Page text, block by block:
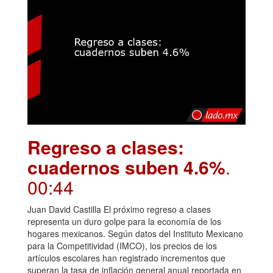
Regreso a clases:
cuadernos suben 4.6%.
00:44
Juan David Castilla El próximo regreso a clases
representa un duro golpe para la economía de los
hogares mexicanos. Según datos del Instituto Mexicano
para la Competitividad (IMCO), los precios de los
artículos escolares han registrado incrementos que
superan la tasa de inflación general anual reportada en